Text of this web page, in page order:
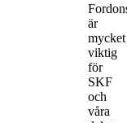
är
mycket
viktig
för
SKF
och
våra